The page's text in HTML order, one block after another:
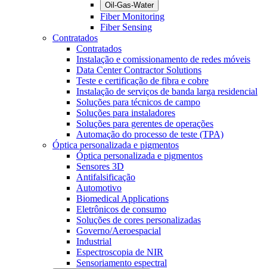
Oil-Gas-Water
Fiber Monitoring
Fiber Sensing
Contratados
Contratados
Instalação e comissionamento de redes móveis
Data Center Contractor Solutions
Teste e certificação de fibra e cobre
Instalação de serviços de banda larga residencial
Soluções para técnicos de campo
Soluções para instaladores
Soluções para gerentes de operações
Automação do processo de teste (TPA)
Óptica personalizada e pigmentos
Óptica personalizada e pigmentos
Sensores 3D
Antifalsificação
Automotivo
Biomedical Applications
Eletrônicos de consumo
Soluções de cores personalizadas
Governo/Aeroespacial
Industrial
Espectroscopia de NIR
Sensoriamento espectral